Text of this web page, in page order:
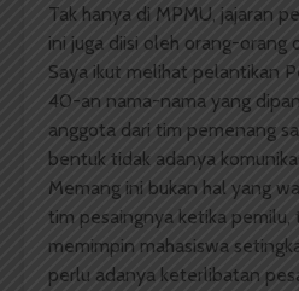
Tak hanya di MPMU, jajaran
ini juga diisi oleh orang-orang
Saya ikut melihat pelantikan
40-an nama-nama yang
anggota dari tim pemenang
bentuk tidak adanya
Memang ini bukan hal yang
tim pesaingnya ketika pemilu,
memimpin mahasiswa
perlu adanya keterlibatan